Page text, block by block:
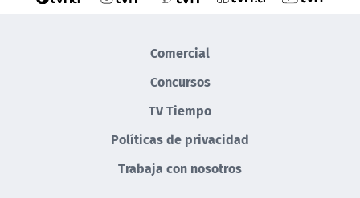
Comercial
Concursos
TV Tiempo
Políticas de privacidad
Trabaja con nosotros